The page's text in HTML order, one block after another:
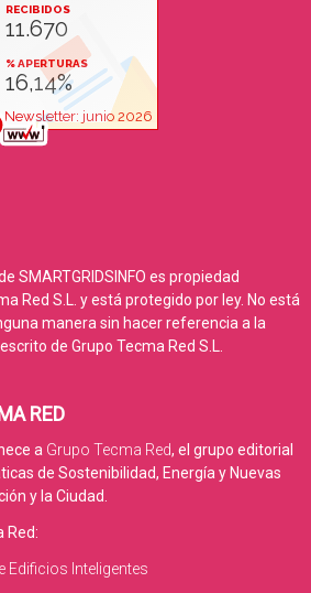
SMARTGRIDSINFO es propiedad
Red S.L. y está protegido por ley. No está
manera sin hacer referencia a la
de Grupo Tecma Red S.L.
RED
a Grupo Tecma Red, el grupo editorial
de Sostenibilidad, Energía y Nuevas
y la Ciudad.
Red:
Edificios Inteligentes